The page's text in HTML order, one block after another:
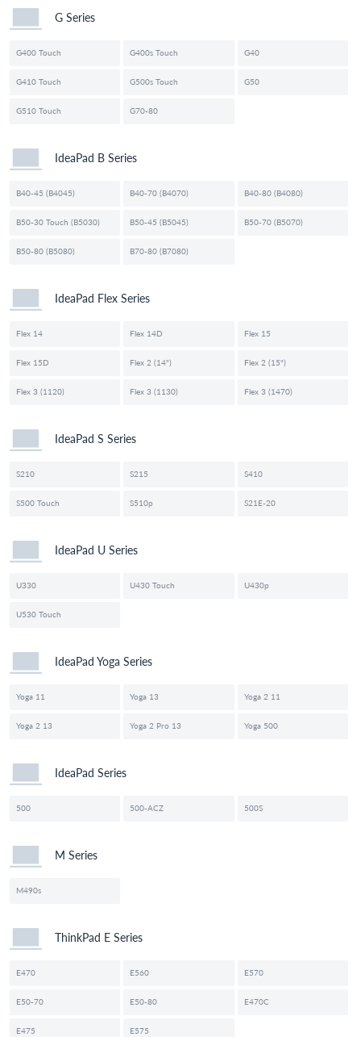
G Series
G400 Touch G400s Touch G40
G410 Touch G500s Touch G50
G510 Touch G70-80
IdeaPad B Series
B40-45 (B4045) B40-70 (B4070) B40-80 (B4080)
B50-30 Touch (B5030) B50-45 (B5045) B50-70 (B5070)
B50-80 (B5080) B70-80 (B7080)
IdeaPad Flex Series
Flex 14 Flex 14D Flex 15
Flex 15D Flex 2 (14") Flex 2 (15")
Flex 3 (1120) Flex 3 (1130) Flex 3 (1470)
IdeaPad S Series
S210 S215 S410
S500 Touch S510p S21E-20
IdeaPad U Series
U330 U430 Touch U430p
U530 Touch
IdeaPad Yoga Series
Yoga 11 Yoga 13 Yoga 2 11
Yoga 2 13 Yoga 2 Pro 13 Yoga 500
IdeaPad Series
500 500-ACZ 500S
M Series
M490s
ThinkPad E Series
E470 E560 E570
E50-70 E50-80 E470C
E475 E575